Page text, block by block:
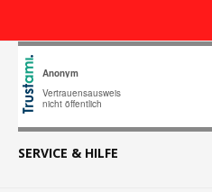
SERVICE & HILFE